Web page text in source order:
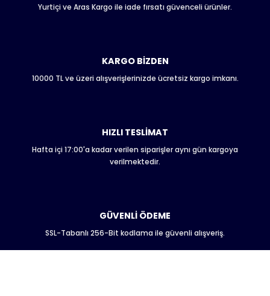
Ürün resmi kalitesiz, bozuk veya görüntülenemiyor.
Ürün fiyatı diğer sitelerden daha pahalı.
Bu ürüne benzer farklı alternatifler olmalı.
Gönder
Yurtiçi ve Aras Kargo ile iade fırsatı güvenceli ürünler.
KARGO BİZDEN
10000 TL ve üzeri alışverişlerinizde ücretsiz kargo imkanı.
HIZLI TESLİMAT
Hafta içi 17:00'a kadar verilen siparişler aynı gün kargoya
verilmektedir.
GÜVENLİ ÖDEME
SSL-Tabanlı 256-Bit kodlama ile güvenli alışveriş.